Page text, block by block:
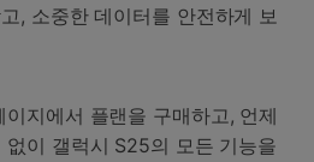
, 소중한 데이터를 안전하게 보
지에서 플랜을 구매하고, 언제
이 갤럭시 S25의 모든 기능을